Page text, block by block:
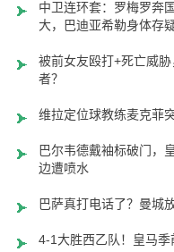
中卫连环套：罗梅罗奔
大，巴迪亚希勒身体存
被前女友殴打+死亡威
者？
维拉定位球教练麦克菲
巴尔韦德戴袖标破门，
边遭喷水
巴萨真打电话了？曼城
4-1大胜西乙队！皇马季